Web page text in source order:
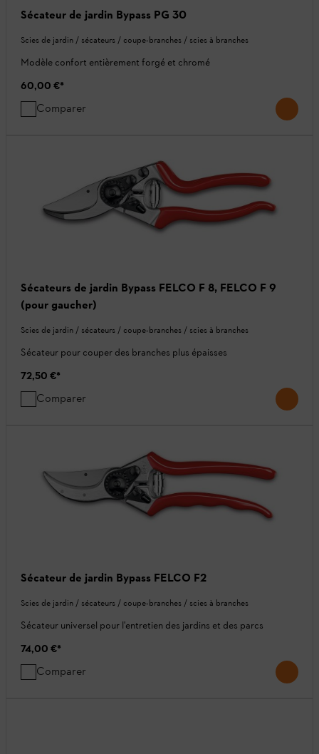
Sécateur de jardin Bypass PG 30
Scies de jardin / sécateurs / coupe-branches / scies à branches
Modèle confort entièrement forgé et chromé
60,00 €*
Comparer
Sécateurs de jardin Bypass FELCO F 8, FELCO F 9
(pour gaucher)
Scies de jardin / sécateurs / coupe-branches / scies à branches
Sécateur pour couper des branches plus épaisses
72,50 €*
Comparer
Sécateur de jardin Bypass FELCO F2
Scies de jardin / sécateurs / coupe-branches / scies à branches
Sécateur universel pour l'entretien des jardins et des parcs
74,00 €*
Comparer